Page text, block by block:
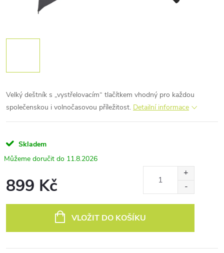
Velký deštník s „vystřelovacím“ tlačítkem vhodný pro každou
společenskou i volnočasovou příležitost. Detailní informace
Skladem
11.8.2026
899 Kč
VLOŽIT DO KOŠÍKU